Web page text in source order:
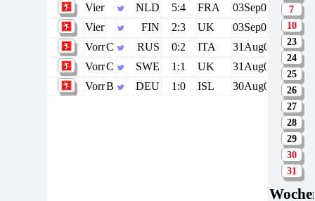
ViertelfinaleNLD 5:4 FRA
03Sep09
Viertelfinale
FIN 2:3 UK
03Sep09
Vorrunde
C RUS 0:2 ITA
31Aug09
Vorrunde
C SWE 1:1 UK
31Aug09
Vorrunde
B DEU 1:0 ISL 30Aug09
7
10
23
24
25
26
27
28
29
30
31